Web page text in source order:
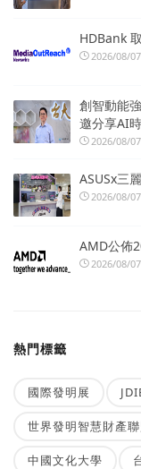
HDBank
2026/08/07
創智動能
邀分享AI
2026/08/07
ASUSx三
2026/08/07
AMD公佈
2026/08/07
熱門標籤
國際發明展
世界發明智慧財產
中國文化大學